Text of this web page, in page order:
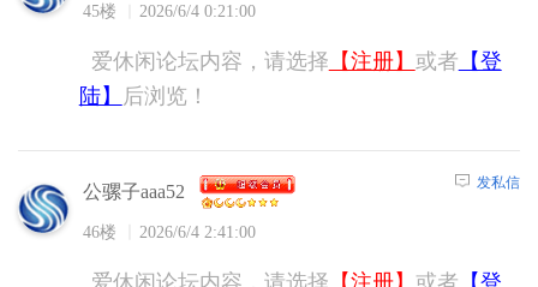
45楼 2026/6/4 0:21:00
爱休闲论坛内容，请选择 【注册】 或者 【登
陆】
后浏览！
公骡子aaa52
46楼 2026/6/4 2:41:00
发私信
爱休闲论坛内容，请选择 【注册】 或者 【登